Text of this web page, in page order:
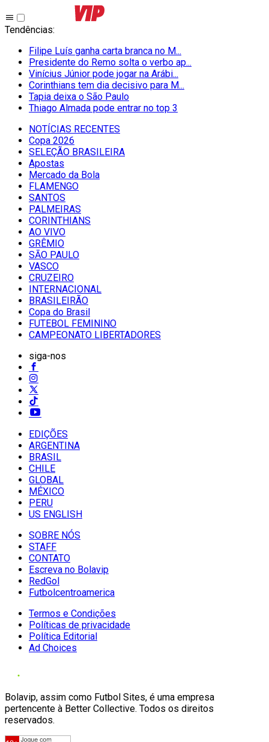
Tendências:
Filipe Luís ganha carta branca no M...
Presidente do Remo solta o verbo ap...
Vinícius Júnior pode jogar na Arábi...
Corinthians tem dia decisivo para M...
Tapia deixa o São Paulo
Thiago Almada pode entrar no top 3
NOTÍCIAS RECENTES
Copa 2026
SELEÇÃO BRASILEIRA
Apostas
Mercado da Bola
FLAMENGO
SANTOS
PALMEIRAS
CORINTHIANS
AO VIVO
GRÊMIO
SĀO PAULO
VASCO
CRUZEIRO
INTERNACIONAL
BRASILEIRÃO
Copa do Brasil
FUTEBOL FEMININO
CAMPEONATO LIBERTADORES
siga-nos
EDIÇÕES
ARGENTINA
BRASIL
CHILE
GLOBAL
MÉXICO
PERU
US ENGLISH
SOBRE NÓS
STAFF
CONTATO
Escreva no Bolavip
RedGol
Futbolcentroamerica
Termos e Condições
Políticas de privacidade
Política Editorial
Ad Choices
Bolavip, assim como Futbol Sites, é uma empresa
pertencente à Better Collective. Todos os direitos
reservados.